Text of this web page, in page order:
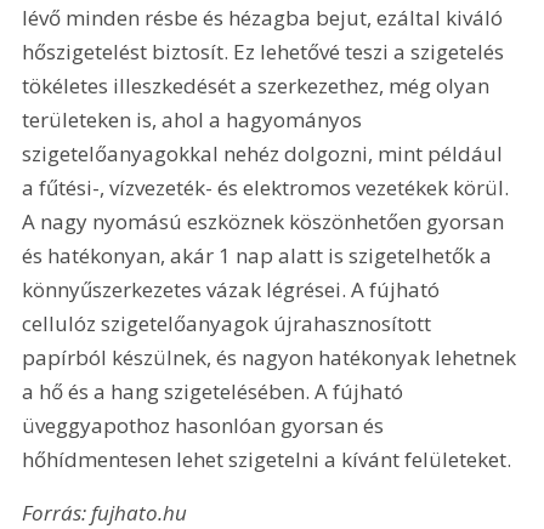
lévő minden résbe és hézagba bejut, ezáltal kiváló
hőszigetelést biztosít. Ez lehetővé teszi a szigetelés
tökéletes illeszkedését a szerkezethez, még olyan
területeken is, ahol a hagyományos
szigetelőanyagokkal nehéz dolgozni, mint például
a fűtési-, vízvezeték- és elektromos vezetékek körül.
A nagy nyomású eszköznek köszönhetően gyorsan
és hatékonyan, akár 1 nap alatt is szigetelhetők a
könnyűszerkezetes vázak légrései. A fújható
cellulóz szigetelőanyagok újrahasznosított
papírból készülnek, és nagyon hatékonyak lehetnek
a hő és a hang szigetelésében. A fújható
üveggyapothoz hasonlóan gyorsan és
hőhídmentesen lehet szigetelni a kívánt felületeket.
Forrás: fujhato.hu